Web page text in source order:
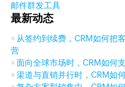
邮件群发工具
最新动态
从签约到续费，CRM如何把
营
面向全球市场时，CRM如何
渠道与直销并行时，CRM如